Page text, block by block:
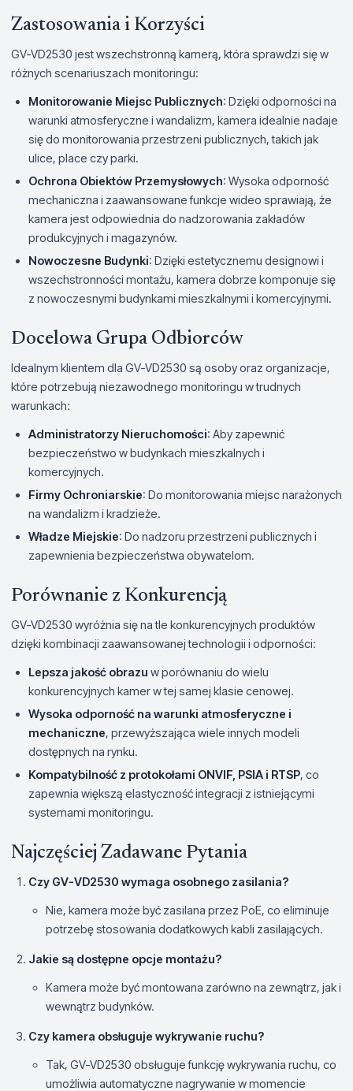
Zastosowania i Korzyści
GV-VD2530 jest wszechstronną kamerą, która sprawdzi się w
różnych scenariuszach monitoringu:
Monitorowanie Miejsc Publicznych: Dzięki odporności na
warunki atmosferyczne i wandalizm, kamera idealnie nadaje
się do monitorowania przestrzeni publicznych, takich jak
ulice, place czy parki.
Ochrona Obiektów Przemysłowych: Wysoka odporność
mechaniczna i zaawansowane funkcje wideo sprawiają, że
kamera jest odpowiednia do nadzorowania zakładów
produkcyjnych i magazynów.
Nowoczesne Budynki: Dzięki estetycznemu designowi i
wszechstronności montażu, kamera dobrze komponuje się
z nowoczesnymi budynkami mieszkalnymi i komercyjnymi.
Docelowa Grupa Odbiorców
Idealnym klientem dla GV-VD2530 są osoby oraz organizacje,
które potrzebują niezawodnego monitoringu w trudnych
warunkach:
Administratorzy Nieruchomości: Aby zapewnić
bezpieczeństwo w budynkach mieszkalnych i
komercyjnych.
Firmy Ochroniarskie: Do monitorowania miejsc narażonych
na wandalizm i kradzieże.
Władze Miejskie: Do nadzoru przestrzeni publicznych i
zapewnienia bezpieczeństwa obywatelom.
Porównanie z Konkurencją
GV-VD2530 wyróżnia się na tle konkurencyjnych produktów
dzięki kombinacji zaawansowanej technologii i odporności:
Lepsza jakość obrazu w porównaniu do wielu
konkurencyjnych kamer w tej samej klasie cenowej.
Wysoka odporność na warunki atmosferyczne i
mechaniczne, przewyższająca wiele innych modeli
dostępnych na rynku.
Kompatybilność z protokołami ONVIF, PSIA i RTSP, co
zapewnia większą elastyczność integracji z istniejącymi
systemami monitoringu.
Najczęściej Zadawane Pytania
Czy GV-VD2530 wymaga osobnego zasilania?
Nie, kamera może być zasilana przez PoE, co eliminuje
potrzebę stosowania dodatkowych kabli zasilających.
Jakie są dostępne opcje montażu?
Kamera może być montowana zarówno na zewnątrz, jak i
wewnątrz budynków.
Czy kamera obsługuje wykrywanie ruchu?
Tak, GV-VD2530 obsługuje funkcję wykrywania ruchu, co
umożliwia automatyczne nagrywanie w momencie